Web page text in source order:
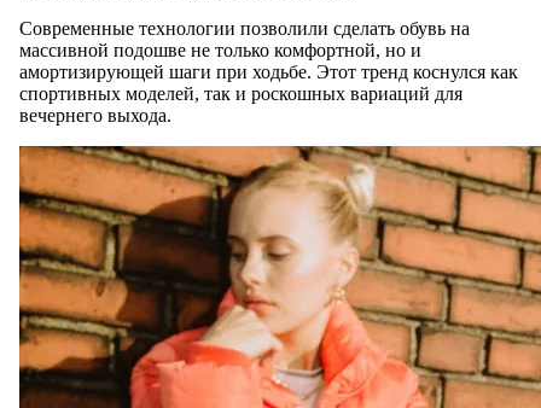
Современные технологии позволили сделать обувь на
массивной подошве не только комфортной, но и
амортизирующей шаги при ходьбе. Этот тренд коснулся как
спортивных моделей, так и роскошных вариаций для
вечернего выхода.